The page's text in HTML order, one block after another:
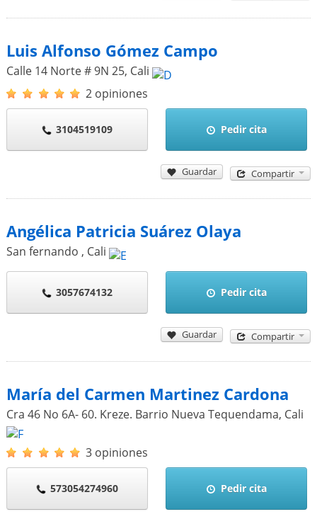
Luis Alfonso Gómez Campo
Calle 14 Norte # 9N 25, Cali
2 opiniones
3104519109 Pedir cita
Guardar Compartir
Angélica Patricia Suárez Olaya
San fernando , Cali
3057674132 Pedir cita
Guardar Compartir
María del Carmen Martinez Cardona
Cra 46 No 6A- 60. Kreze. Barrio Nueva Tequendama, Cali
3 opiniones
573054274960 Pedir cita